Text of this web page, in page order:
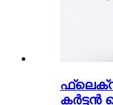
കർട്ടൻ